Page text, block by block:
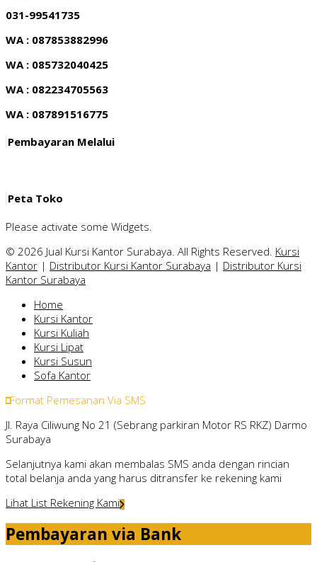
031-99541735
WA : 087853882996
WA : 085732040425
WA : 082234705563
WA : 087891516775
Pembayaran Melalui
Peta Toko
Please activate some Widgets.
© 2026 Jual Kursi Kantor Surabaya. All Rights Reserved. Kursi
Kantor | Distributor Kursi Kantor Surabaya | Distributor Kursi
Kantor Surabaya
Home
Kursi Kantor
Kursi Kuliah
Kursi Lipat
Kursi Susun
Sofa Kantor
Format Pemesanan Via SMS
Jl. Raya Ciliwung No 21 (Sebrang parkiran Motor RS RKZ) Darmo
Surabaya
Selanjutnya kami akan membalas SMS anda dengan rincian
total belanja anda yang harus ditransfer ke rekening kami
Lihat List Rekening Kami
Pembayaran via Bank